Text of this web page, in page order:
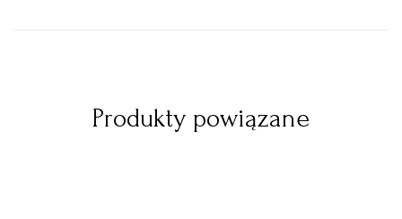
Produkty powiązane